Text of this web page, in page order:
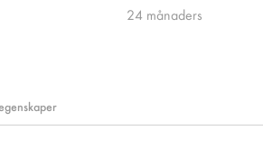
24 månaders